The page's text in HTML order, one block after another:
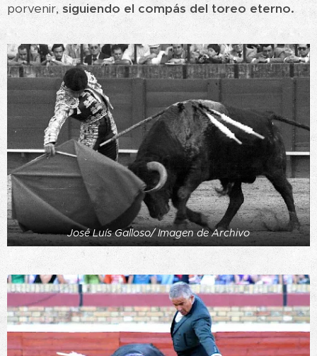
porvenir, siguiendo el compás del toreo eterno.
José Luís Galloso/ Imagen de Archivo